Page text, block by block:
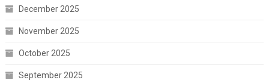
December 2025
November 2025
October 2025
September 2025